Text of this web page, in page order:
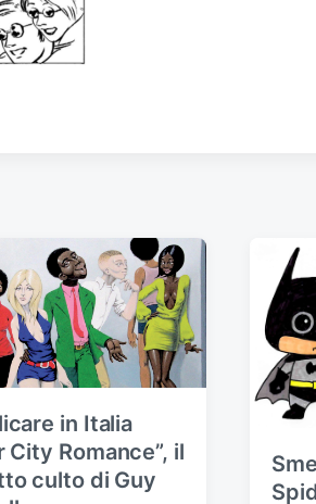
in Italia
City Romance”, il
culto di Guy